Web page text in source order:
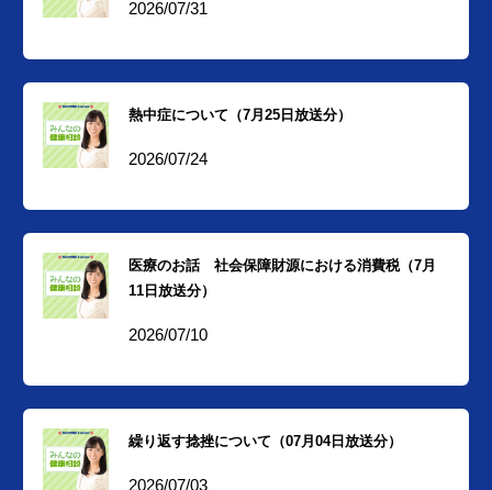
2026/07/31
熱中症について（7月25日放送分）
2026/07/24
医療のお話 社会保障財源における消費税（7月
11日放送分）
2026/07/10
繰り返す捻挫について（07月04日放送分）
2026/07/03